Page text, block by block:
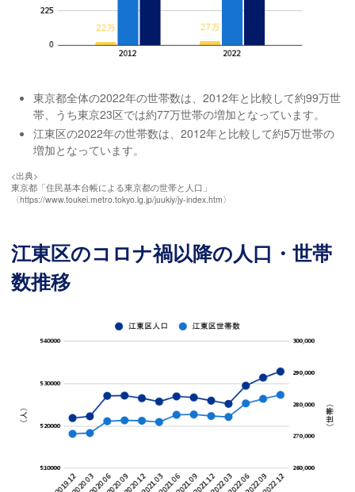
東京都全体の2022年の世帯数は、2012年と比較して約99万世
帯、うち東京23区では約77万世帯の増加となっています。
江東区の2022年の世帯数は、2012年と比較して約5万世帯の
増加となっています。
<出典>
東京都「住民基本台帳による東京都の世帯と人口」
〈https://www.toukei.metro.tokyo.lg.jp/juukiy/jy-index.htm〉
江東区のコロナ禍以降の人口・世帯
数推移